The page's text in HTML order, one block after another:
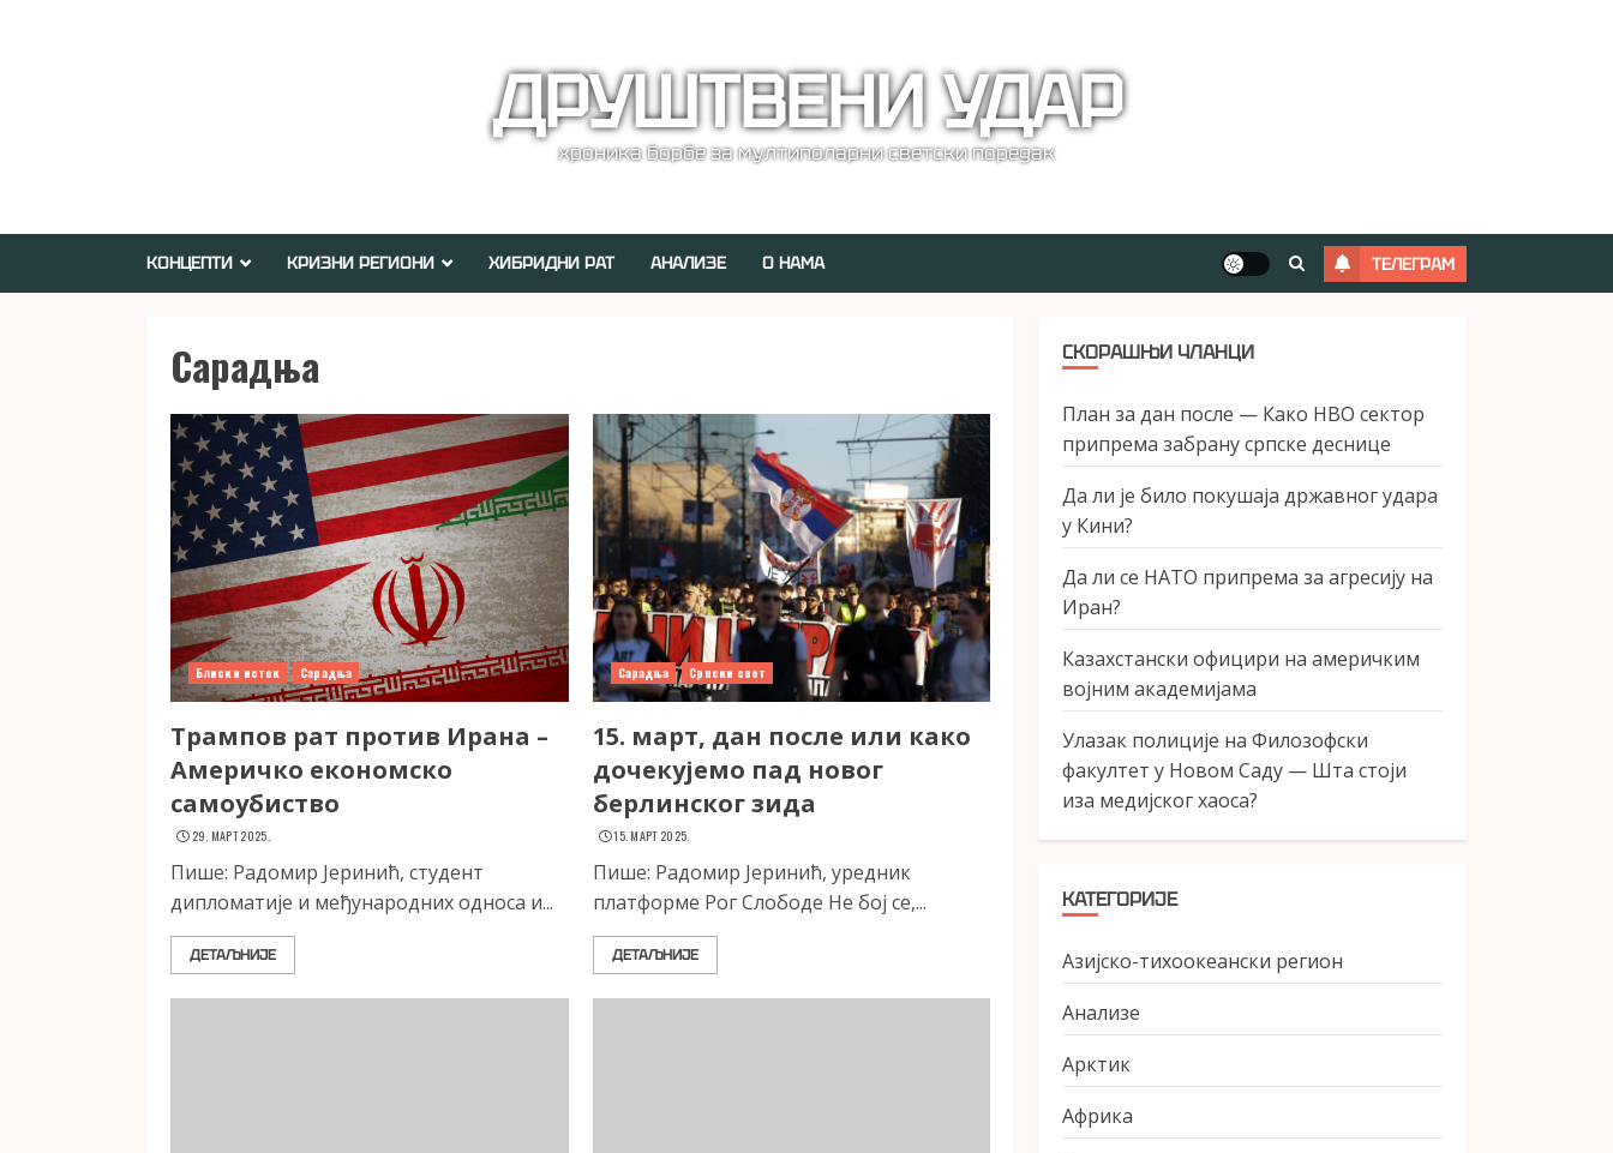
ДРУШТВЕНИ УДАР
хроника борбе за мултиполарни светски поредак
КОНЦЕПТИ КРИЗНИ РЕГИОНИ ХИБРИДНИ РАТ АНАЛИЗЕ О НАМА ТЕЛЕГРАМ
Сарадња
Блиски исток Сарадња
Трампов рат против Ирана –
Америчко економско
самоубиство
29. МАРТ 2025.
Пише: Радомир Јеринић, студент
дипломатије и међународних односа и...
ДЕТАЉНИЈЕ
Сарадња Српски свет
15. март, дан после или како
дочекујемо пад новог
берлинског зида
15. МАРТ 2025.
Пише: Радомир Јеринић, уредник
платформе Рог Слободе Не бој се,...
ДЕТАЉНИЈЕ
СКОРАШЊИ ЧЛАНЦИ
План за дан после — Како НВО сектор
припрема забрану српске деснице
Да ли је било покушаја државног удара
у Кини?
Да ли се НАТО припрема за агресију на
Иран?
Казахстански официри на америчким
војним академијама
Улазак полиције на Филозофски
факултет у Новом Саду — Шта стоји
иза медијског хаоса?
КАТЕГОРИЈЕ
Азијско-тихоокеански регион
Анализе
Арктик
Африка